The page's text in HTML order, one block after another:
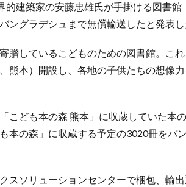
建築家の安藤忠雄氏が手掛ける図書館
ングラデシュまで無償輸送したと発表し
贈しているこどものための図書館。こ
熊本）開設し、各地の子供たちの想像
こども本の森 熊本」に収蔵していた本
本の森」に収蔵する予定の3020冊をバ
スソリューションセンターで梱包、輸